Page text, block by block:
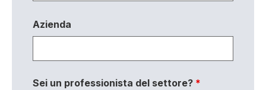
Azienda
Sei un professionista del settore? *